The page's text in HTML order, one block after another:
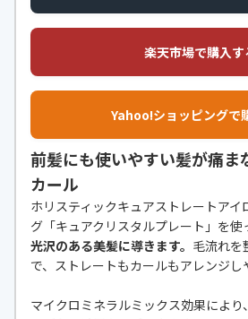
楽天市場で購入す
Yahoo!ショッピングで
前髪にも使いやすい髪が痛ま
カール
ホリスティックキュアストレートアイ
グ「キュアクリスタルプレート」を使
光沢のある美髪に導きます。 毛流れを
で、ストレートもカールもアレンジし
マイクロミネラルミックス効果により、